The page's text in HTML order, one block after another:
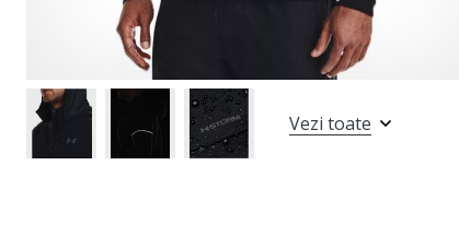
Vezi toate